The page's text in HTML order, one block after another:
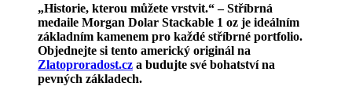
„Historie, kterou můžete vrstvit.“ – Stříbrná
medaile Morgan Dolar Stackable 1 oz je ideálním
základním kamenem pro každé stříbrné portfolio.
Objednejte si tento americký originál na
Zlatoproradost.cz a budujte své bohatství na
pevných základech.